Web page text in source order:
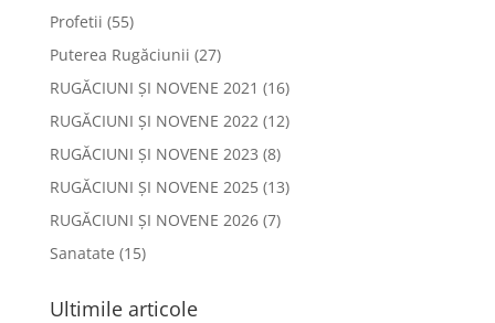
Profetii (55)
Puterea Rugăciunii (27)
RUGĂCIUNI ȘI NOVENE 2021 (16)
RUGĂCIUNI ȘI NOVENE 2022(12)
RUGĂCIUNI ȘI NOVENE 2023 (8)
RUGĂCIUNI ȘI NOVENE 2025(13)
RUGĂCIUNI ȘI NOVENE 2026(7)
Sanatate (15)
Ultimile articole